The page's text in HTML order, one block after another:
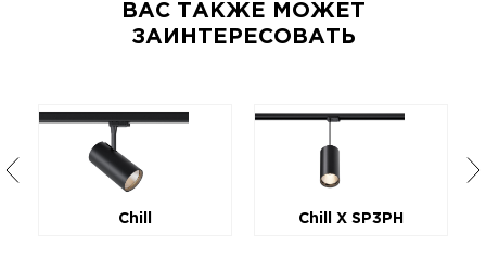
ВАС ТАКЖЕ МОЖЕТ
ЗАИНТЕРЕСОВАТЬ
Chill Chill X SP3PH